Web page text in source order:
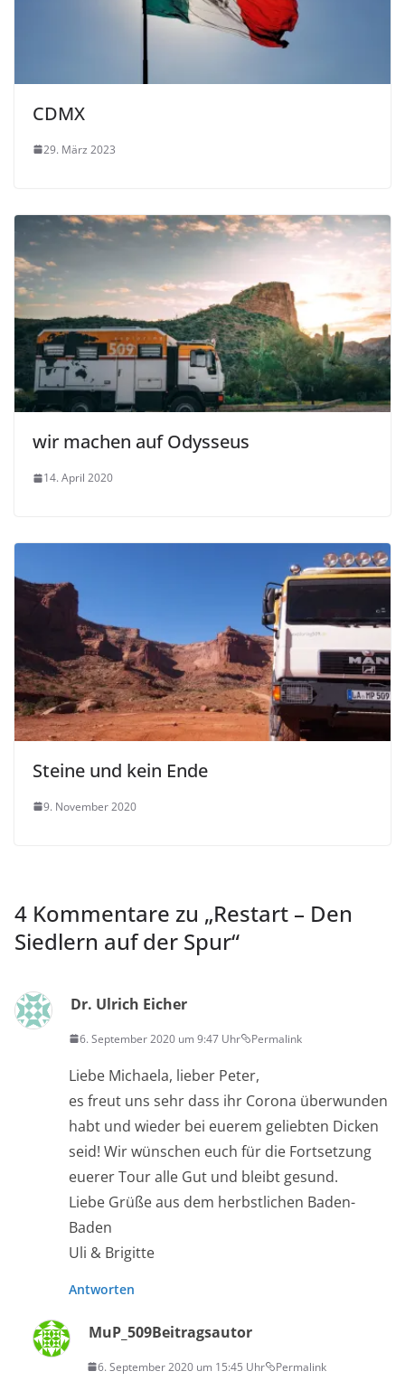
CDMX
29. März 2023
wir machen auf Odysseus
14. April 2020
Steine und kein Ende
9. November 2020
4 Kommentare zu „Restart – Den
Siedlern auf der Spur“
Dr. Ulrich Eicher
6. September 2020 um 9:47 Uhr Permalink
Liebe Michaela, lieber Peter,
es freut uns sehr dass ihr Corona überwunden
habt und wieder bei euerem geliebten Dicken
seid! Wir wünschen euch für die Fortsetzung
euerer Tour alle Gut und bleibt gesund.
Liebe Grüße aus dem herbstlichen Baden-
Baden
Uli & Brigitte
Antworten
MuP_509Beitragsautor
6. September 2020 um 15:45 Uhr Permalink